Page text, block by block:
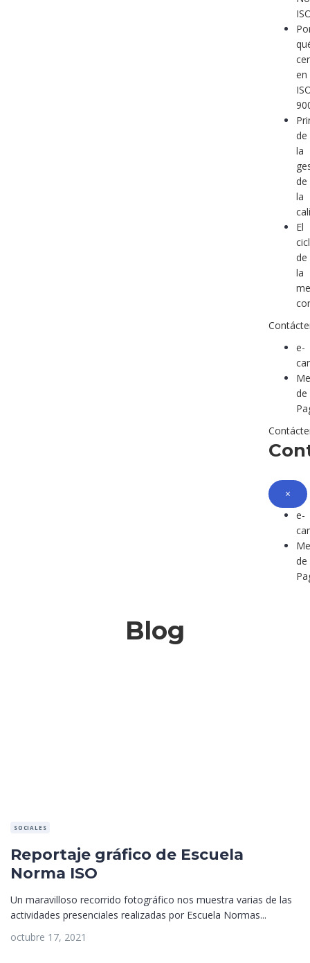
en
de
la
de
la
El
de
la
e-
de
×
e-
de
Blog
SOCIALES
Reportaje gráfico de Escuela
Norma ISO
Un maravilloso recorrido fotográfico nos muestra varias de las
actividades presenciales realizadas por Escuela Normas...
octubre 17, 2021